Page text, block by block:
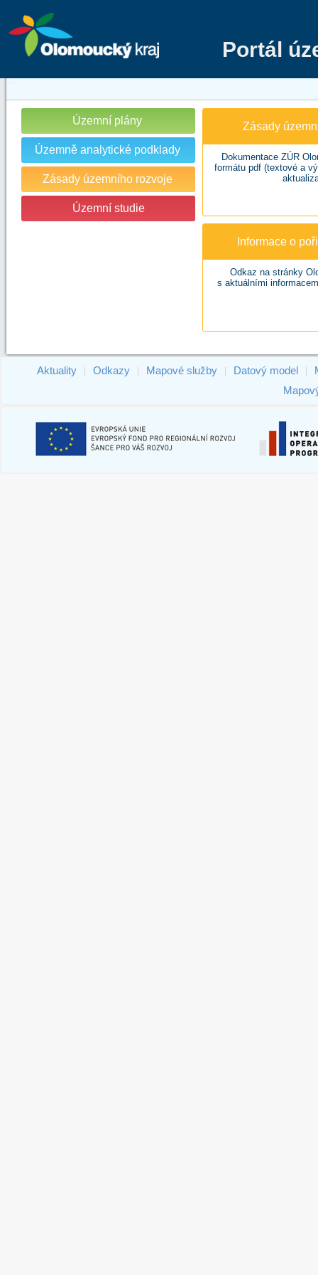
Portál
Územní plány
Územně analytické podklady
Zásady územního rozvoje
Územní studie
Zásady
Dokumentace ZÚR
formátu pdf (textové a
Informace o
Odkaz na stránky
s aktuálními
Aktuality Odkazy Mapové služby Datový model